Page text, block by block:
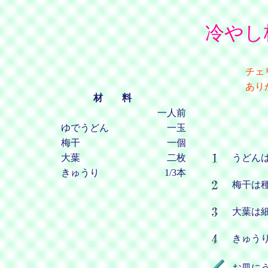
冷や
材 料
一人前
ゆでうどん
一玉
梅干
一個
大葉
二枚
きゅうり
1/3本
チェ
あり
うどん
梅干は
大葉は
きゅう